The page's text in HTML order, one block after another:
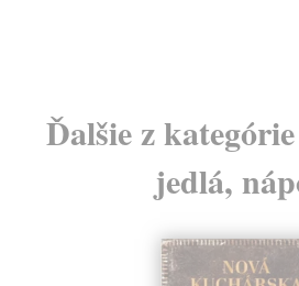
Ďalšie z
jedlá,